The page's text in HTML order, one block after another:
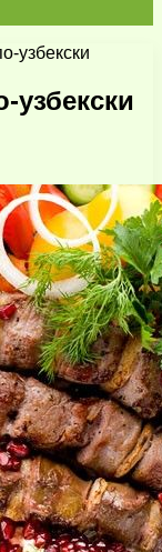
узбекски